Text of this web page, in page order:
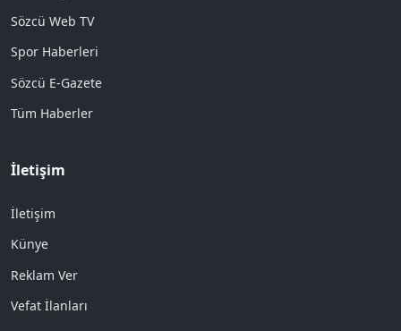
Sözcü Web TV
Spor Haberleri
Sözcü E-Gazete
Tüm Haberler
İletişim
İletişim
Künye
Reklam Ver
Vefat İlanları